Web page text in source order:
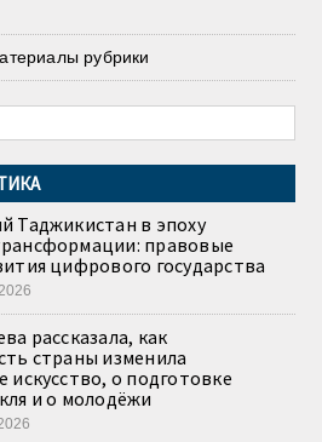
рубрики
Таджикистан в эпоху
правовые
цифрового государства
рассказала, как
страны изменила
искусство, о подготовке
и о молодёжи